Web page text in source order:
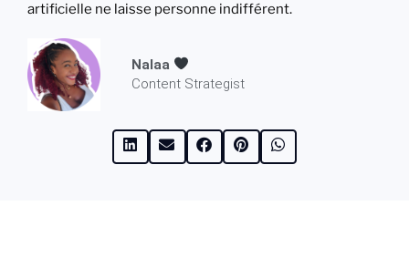
artificielle ne laisse personne indifférent.
Nalaa
Content Strategist